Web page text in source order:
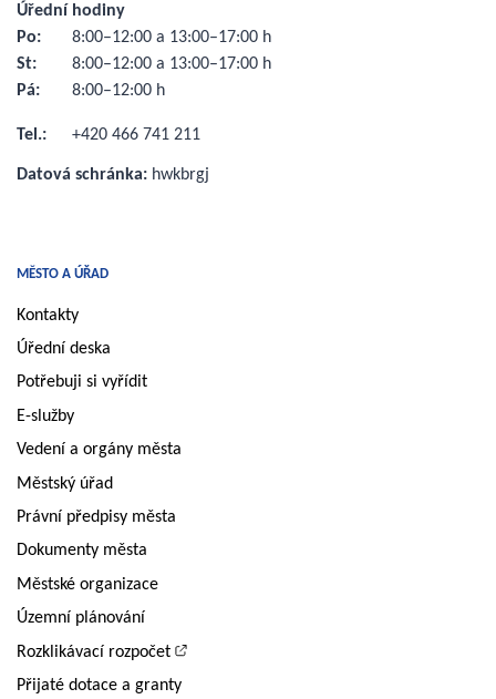
MĚSTO A ÚŘAD
Kontakty
Úřední deska
Potřebuji si vyřídit
E-služby
Vedení a orgány města
Městský úřad
Právní předpisy města
Dokumenty města
Městské organizace
Územní plánování
Rozklikávací rozpočet
Přijaté dotace a granty
Úřední hodiny
Po:
8:00–12:00 a 13:00–17:00 h
St:
8:00–12:00 a 13:00–17:00 h
Pá:
8:00–12:00 h
Tel.: +420 466 741 211
Datová schránka: hwkbrgj